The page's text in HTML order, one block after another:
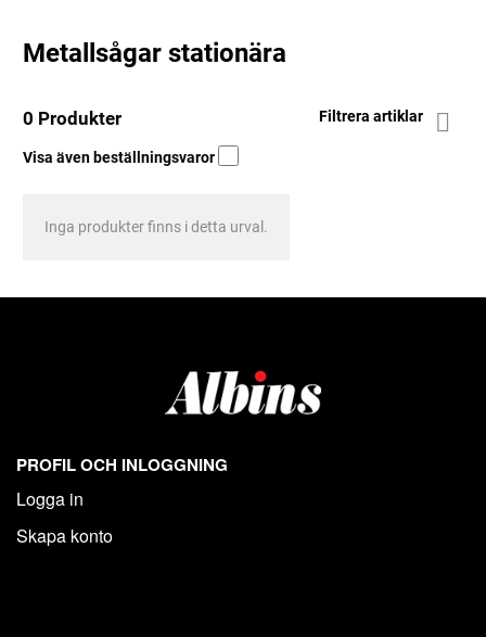
Metallsågar stationära
0 Produkter Filtrera artiklar
Visa även beställningsvaror
Inga produkter finns i detta urval.
PROFIL OCH INLOGGNING
Logga in
Skapa konto